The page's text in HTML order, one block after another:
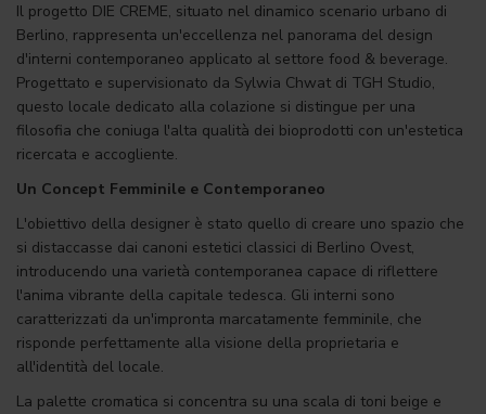
Il progetto DIE CREME, situato nel dinamico scenario urbano di
Berlino, rappresenta un'eccellenza nel panorama del design
d'interni contemporaneo applicato al settore food & beverage.
Progettato e supervisionato da Sylwia Chwat di TGH Studio,
questo locale dedicato alla colazione si distingue per una
filosofia che coniuga l'alta qualità dei bioprodotti con un'estetica
ricercata e accogliente.
Un Concept Femminile e Contemporaneo
L'obiettivo della designer è stato quello di creare uno spazio che
si distaccasse dai canoni estetici classici di Berlino Ovest,
introducendo una varietà contemporanea capace di riflettere
l'anima vibrante della capitale tedesca. Gli interni sono
caratterizzati da un'impronta marcatamente femminile, che
risponde perfettamente alla visione della proprietaria e
all'identità del locale.
La palette cromatica si concentra su una scala di toni beige e